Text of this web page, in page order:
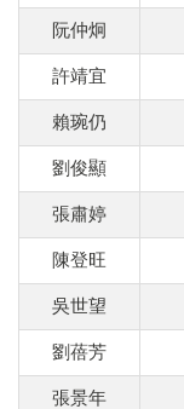
阮仲炯
許靖宜
賴琬仍
劉俊顯
張肅婷
陳登旺
吳世望
劉蓓芳
張景年